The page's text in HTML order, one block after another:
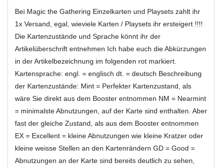
Bei Magic the Gathering Einzelkarten und Playsets zahlt ihr
1x Versand, egal, wieviele Karten / Playsets ihr ersteigert !!!!
Die Kartenzustände und Sprache könnt ihr der
Artikelüberschrift entnehmen Ich habe euch die Abkürzungen
in der Artikelbezeichnung im folgenden rot markiert.
Kartensprache: engl. = englisch dt. = deutsch Beschreibung
der Kartenzustände: Mint = Perfekter Kartenzustand, als
wäre Sie direkt aus dem Booster entnommen NM = Nearmint
= minimalste Abnutzungen, auf der Karte sind enthalten. Aber
fast der gleiche Zustand, als aus dem Booster entnommen
EX = Excellent = kleine Abnutzungen wie kleine Kratzer oder
kleine weisse Stellen an den Kartenrändern GD = Good =
Abnutzungen an der Karte sind bereits deutlich zu sehen,